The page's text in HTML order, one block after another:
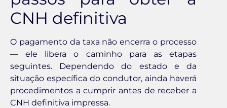
CNH definitiva
O pagamento da taxa não encerra o processo
— ele libera o caminho para as etapas
seguintes. Dependendo do estado e da
situação específica do condutor, ainda haverá
procedimentos a cumprir antes de receber a
CNH definitiva impressa.